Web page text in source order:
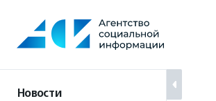
содержанию
Новости